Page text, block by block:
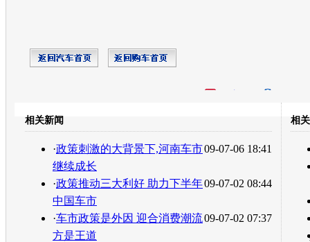
转发至：
相关新闻
09-07-06 18:41
·政策刺激的大背景下,河南车市
继续成长
09-07-02 08:44
·政策推动三大利好 助力下半年
中国车市
09-07-02 07:37
·车市政策是外因 迎合消费潮流
方是王道
相